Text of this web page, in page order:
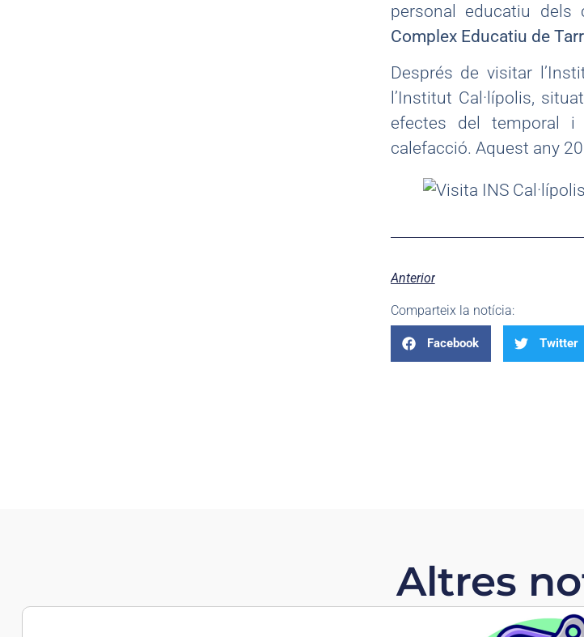
personal educatiu dels
Complex Educatiu de
Després de visitar
l’Institut Cal·lípolis,
efectes del temporal i
calefacció. Aquest any
Anterior
Comparteix la notícia:
Facebook Twitter
Altres